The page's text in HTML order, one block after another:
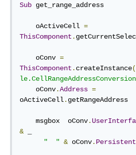
Sub get_range_address
    oActiveCell
=
ThisComponent .
    oConv
=
ThisComponent . createInstance(
    oConv
.Address =
oActiveCell. getRangeAddress
    msgbox  oConv
.
&
"  " & oConv.